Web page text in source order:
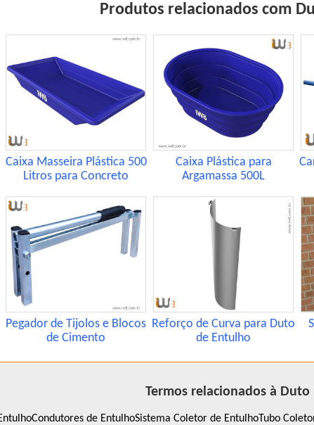
Produtos relacionados com
Caixa Masseira Plástica 500
Litros para Concreto
Caixa Plástica para
Argamassa 500L
Pegador de Tijolos e Blocos
de Cimento
Reforço de Curva para Duto
de Entulho
Termos relacionados à
Condutores de EntulhoSistema Coletor de EntulhoTubo